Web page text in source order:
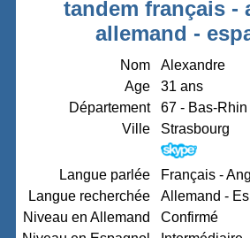
tandem français -
allemand -
Nom
Alexandre
Age
31 ans
Département
67 - Bas-Rhin
Ville
Strasbourg
Langue parlée
Français -
Langue recherchée
Allemand -
Niveau en Allemand
Confirmé